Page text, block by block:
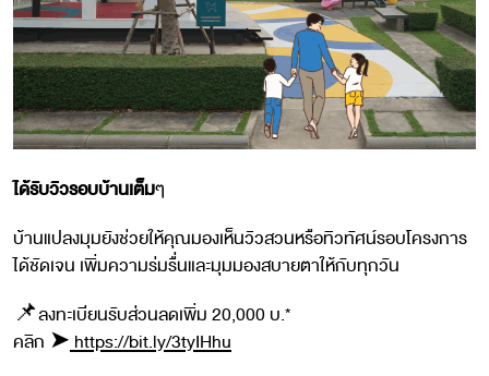
ได้รับวิวรอบบ้านเต็มๆ
บ้านแปลงมุมยังช่วยให้คุณมองเห็นวิวสวนหรือทิวทัศน์รอบโครงการ
ได้ชัดเจน เพิ่มความร่มรื่นและมุมมองสบายตาให้กับทุกวัน
📌ลงทะเบียนรับส่วนลดเพิ่ม 20,000 บ.*
คลิก ➤https://bit.ly/3tyIHhu